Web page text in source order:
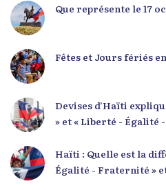
Que représente le 17
Fêtes et Jours fériés
Devises d’Haïti
» et « Liberté - Égalité
Haïti : Quelle est la
Égalité - Fraternité »